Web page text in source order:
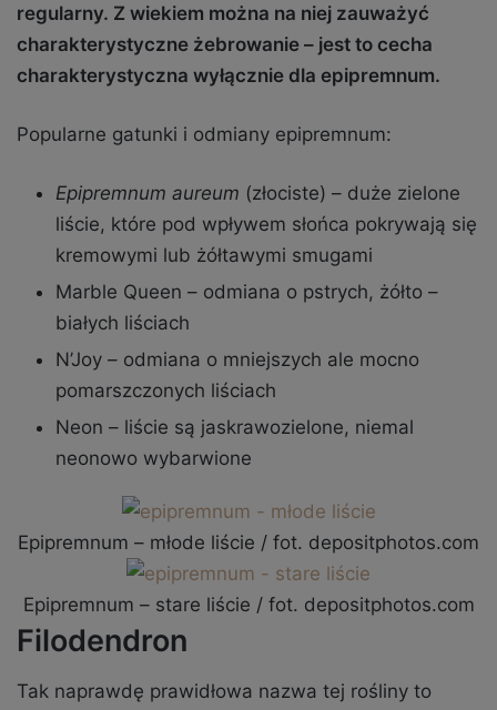
regularny. Z wiekiem można na niej zauważyć
charakterystyczne żebrowanie – jest to cecha
charakterystyczna wyłącznie dla epipremnum.
Popularne gatunki i odmiany epipremnum:
Epipremnum aureum (złociste) – duże zielone
liście, które pod wpływem słońca pokrywają się
kremowymi lub żółtawymi smugami
Marble Queen – odmiana o pstrych, żółto –
białych liściach
N’Joy – odmiana o mniejszych ale mocno
pomarszczonych liściach
Neon – liście są jaskrawozielone, niemal
neonowo wybarwione
Epipremnum – młode liście / fot. depositphotos.com
Epipremnum – stare liście / fot. depositphotos.com
Filodendron
Tak naprawdę prawidłowa nazwa tej rośliny to